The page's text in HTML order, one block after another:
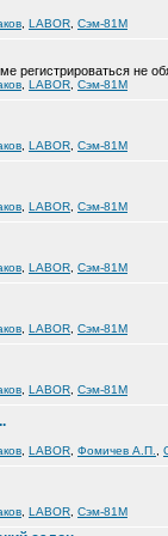
LABOR Сэм-81М
не
LABOR Сэм-81М
LABOR Сэм-81М
LABOR Сэм-81М
LABOR Сэм-81М
LABOR Сэм-81М
LABOR Сэм-81М
LABOR Фомичев А.П.
LABOR Сэм-81М